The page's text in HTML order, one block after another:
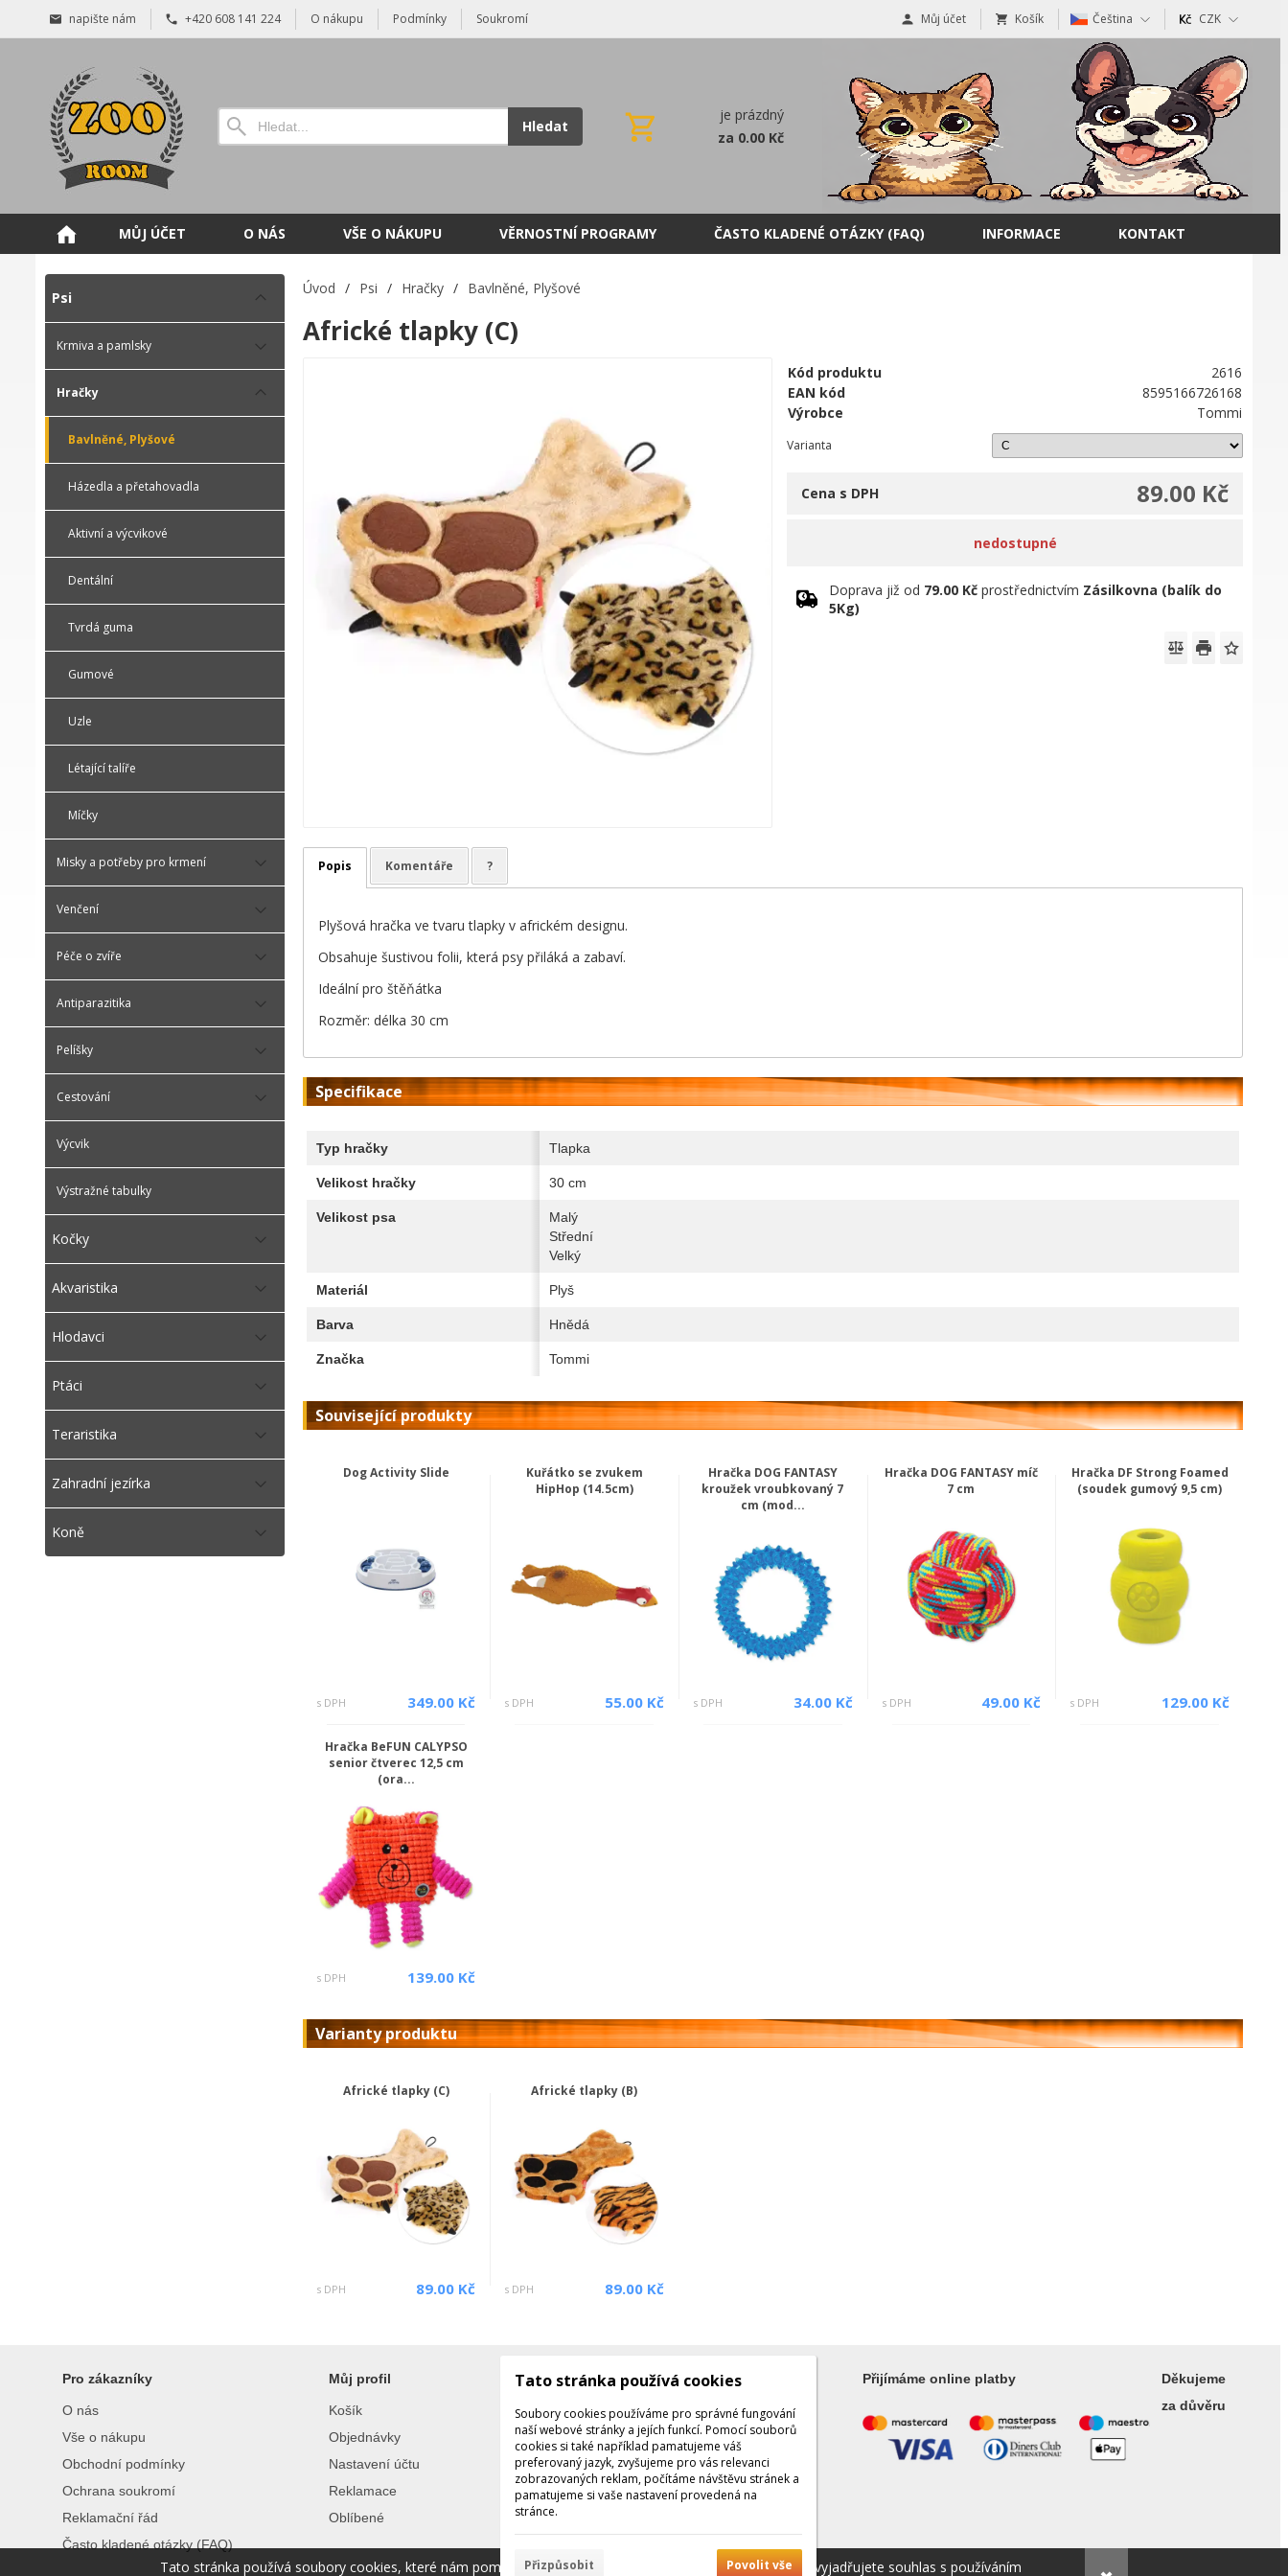
napište nám +420 608 141 224 O nákupu Podmínky Soukromí Můj účet Košík Čeština CZK
Hledat
je prázdný
za 0.00 Kč
MŮJ ÚČET O NÁS VŠE O NÁKUPU VĚRNOSTNÍ PROGRAMY ČASTO KLADENÉ OTÁZKY (FAQ) INFORMACE KONTAKT
Psi
Krmiva a pamlsky
Hračky
Bavlněné, Plyšové
Házedla a přetahovadla
Aktivní a výcvikové
Dentální
Tvrdá guma
Gumové
Uzle
Létající talíře
Míčky
Misky a potřeby pro krmení
Venčení
Péče o zvíře
Antiparazitika
Pelíšky
Cestování
Výcvik
Výstražné tabulky
Kočky
Akvaristika
Hlodavci
Ptáci
Teraristika
Zahradní jezírka
Koně
Úvod / Psi / Hračky / Bavlněné, Plyšové
Africké tlapky (C)
Kód produktu
2616
EAN kód
8595166726168
Výrobce
Tommi
Varianta
89.00 Kč
Cena s DPH
nedostupné
Doprava již od 79.00 Kč prostřednictvím Zásilkovna (balík do
5Kg)
Popis Komentáře ?
Plyšová hračka ve tvaru tlapky v africkém designu.
Obsahuje šustivou folii, která psy přiláká a zabaví.
Ideální pro štěňátka
Rozměr: délka 30 cm
Specifikace
Typ hračky Tlapka
Velikost hračky 30 cm
Velikost psa
Malý
Střední
Velký
Materiál Plyš
Barva Hnědá
Značka Tommi
Související produkty
Dog Activity Slide
s DPH 349.00 Kč
Kuřátko se zvukem
HipHop (14.5cm)
s DPH 55.00 Kč
Hračka DOG FANTASY
kroužek vroubkovaný 7
cm (mod...
s DPH 34.00 Kč
Hračka DOG FANTASY míč
7 cm
s DPH 49.00 Kč
Hračka DF Strong Foamed
(soudek gumový 9,5 cm)
s DPH 129.00 Kč
Hračka BeFUN CALYPSO
senior čtverec 12,5 cm
(ora...
s DPH 139.00 Kč
Varianty produktu
Africké tlapky (C)
s DPH 89.00 Kč
Africké tlapky (B)
s DPH 89.00 Kč
Pro zákazníky
O nás
Vše o nákupu
Obchodní podmínky
Ochrana soukromí
Reklamační řád
Často kladené otázky (FAQ)
Můj profil
Košík
Objednávky
Nastavení účtu
Reklamace
Oblíbené
Kontakty
Kontaktujte nás
Tel.: +420 608 141 224
Po - Pá: 9:00 - 16:00
Facebook
Přijímáme online platby
Děkujeme
za důvěru
Tato stránka používá soubory cookies, které nám pomáhají poskytovat služby. Používáním našich služeb vyjadřujete souhlas s používáním
Tato stránka používá cookies
Soubory cookies používáme pro správné fungování
naší webové stránky a jejích funkcí. Pomocí souborů
cookies si také například pamatujeme váš
preferovaný jazyk, zvyšujeme pro vás relevanci
zobrazovaných reklam, počítáme návštěvu stránek a
pamatujeme si vaše nastavení provedená na
stránce.
Přizpůsobit Povolit vše